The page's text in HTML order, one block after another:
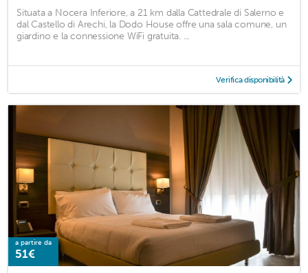
Situata a Nocera Inferiore, a 21 km dalla Cattedrale di Salerno e
dal Castello di Arechi, la Dodo House offre una sala comune, un
giardino e la connessione WiFi gratuita. ...
Verifica disponibilità
a partire da
51€